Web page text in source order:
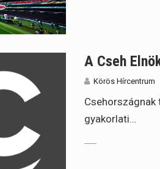
A Cseh
Körös Hírcentrum
Csehországnak
gyakorlati…